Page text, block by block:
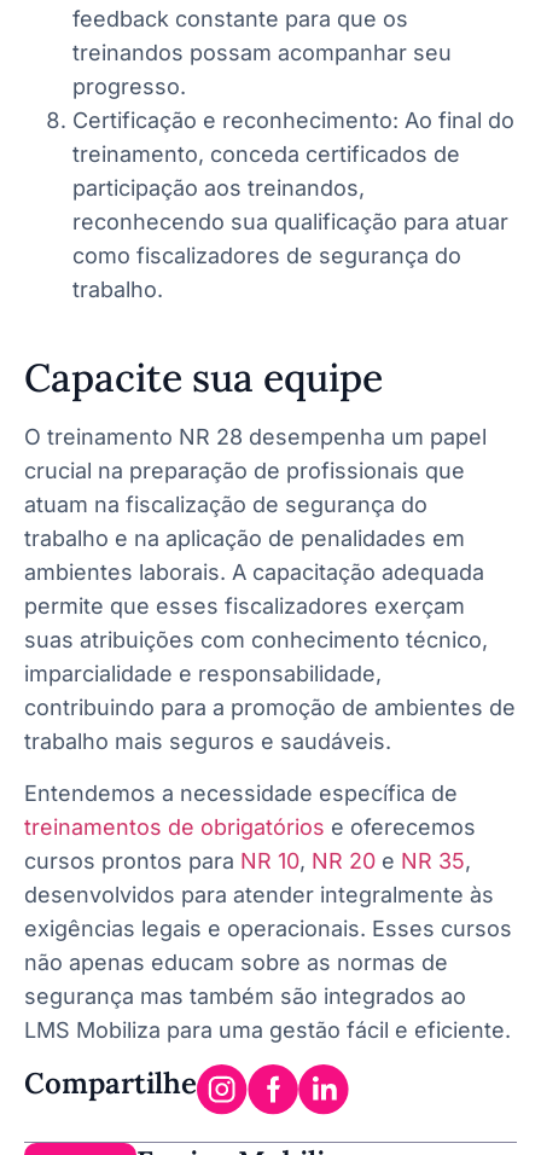
feedback constante para que os
treinandos possam acompanhar seu
progresso.
Certificação e reconhecimento: Ao final do
treinamento, conceda certificados de
participação aos treinandos,
reconhecendo sua qualificação para atuar
como fiscalizadores de segurança do
trabalho.
Capacite sua equipe
O treinamento NR 28 desempenha um papel
crucial na preparação de profissionais que
atuam na fiscalização de segurança do
trabalho e na aplicação de penalidades em
ambientes laborais. A capacitação adequada
permite que esses fiscalizadores exerçam
suas atribuições com conhecimento técnico,
imparcialidade e responsabilidade,
contribuindo para a promoção de ambientes de
trabalho mais seguros e saudáveis.
Entendemos a necessidade específica de
treinamentos de obrigatórios e oferecemos
cursos prontos para NR 10, NR 20 e NR 35,
desenvolvidos para atender integralmente às
exigências legais e operacionais. Esses cursos
não apenas educam sobre as normas de
segurança mas também são integrados ao
LMS Mobiliza para uma gestão fácil e eficiente.
Compartilhe